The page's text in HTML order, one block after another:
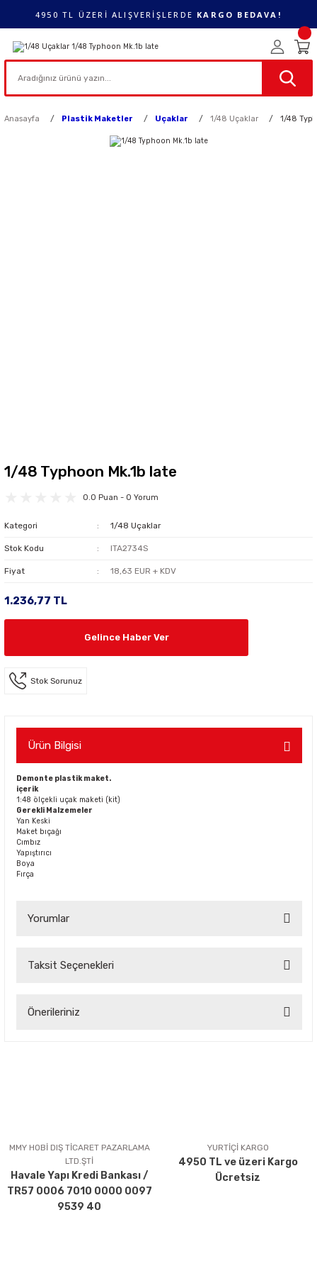
4950 TL ÜZERİ ALIŞVERİŞLERDE KARGO BEDAVA!
Anasayfa Plastik Maketler Uçaklar 1/48 Uçaklar 1/48
1/48 Typhoon Mk.1b late
0.0 Puan - 0 Yorum
Kategori 1/48 Uçaklar
Stok Kodu ITA2734S
Fiyat 18,63 EUR + KDV
1.236,77 TL
Gelince Haber Ver
Stok Sorunuz
Ürün Bilgisi
Demonte plastik maket.
içerik
1:48 ölçekli uçak maketi (kit)
Gerekli Malzemeler
Yan Keski
Maket bıçağı
Cımbız
Yapıştırıcı
Boya
Fırça
Yorumlar
Taksit Seçenekleri
Önerileriniz
Ürün açıklamasında eksik bilgiler bulunuyor.
Ürün bilgilerinde hatalar bulunuyor.
Ürün fiyatı diğer sitelerden daha pahalı.
Bu ürüne benzer farklı alternatifler olmalı.
MMY HOBİ DIŞ TİCARET PAZARLAMA
LTD.ŞTİ
Havale Yapı Kredi Bankası /
TR57 0006 7010 0000 0097
9539 40
YURTİÇİ KARGO
4950 TL ve üzeri Kargo
Ücretsiz